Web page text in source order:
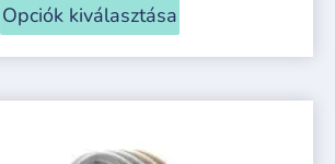
Opciók kiválasztása